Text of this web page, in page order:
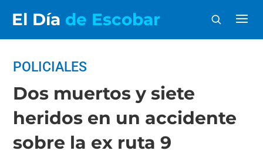
El Día de Escobar
POLICIALES
Dos muertos y siete
heridos en un accidente
sobre la ex ruta 9